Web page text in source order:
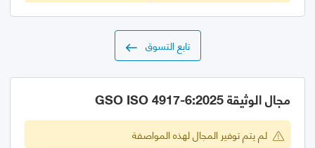
تابع التسوق
مجال الوثيقة GSO ISO 4917-6:2025
لم يتم توفير المجال لهذه المواصفة